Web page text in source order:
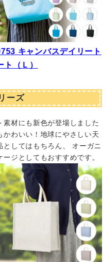
キャンバスデイリート
ト（Ｌ）
ーズ
材にも新色が登場しました
わいい！地球にやさしい天
してはもちろん、 オーガニ
ジとしてもおすすめです。